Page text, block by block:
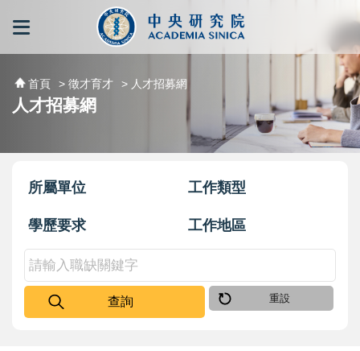
跳到主要內容區塊
首頁 > 徵才育才 > 人才招募網
人才招募網
所屬單位 工作類型
學歷要求 工作地區
查詢 重設